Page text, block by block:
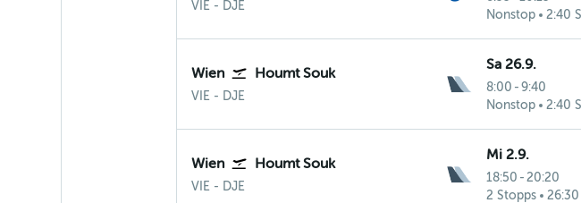
VIE - DJE
Nonstop
2:40
Wien Houmt Souk
VIE - DJE
Sa 26.9.
8:00 - 9:40
Nonstop
2:40
Wien Houmt Souk
VIE - DJE
Mi 2.9.
18:50 - 20:20
2 Stopps
26:30